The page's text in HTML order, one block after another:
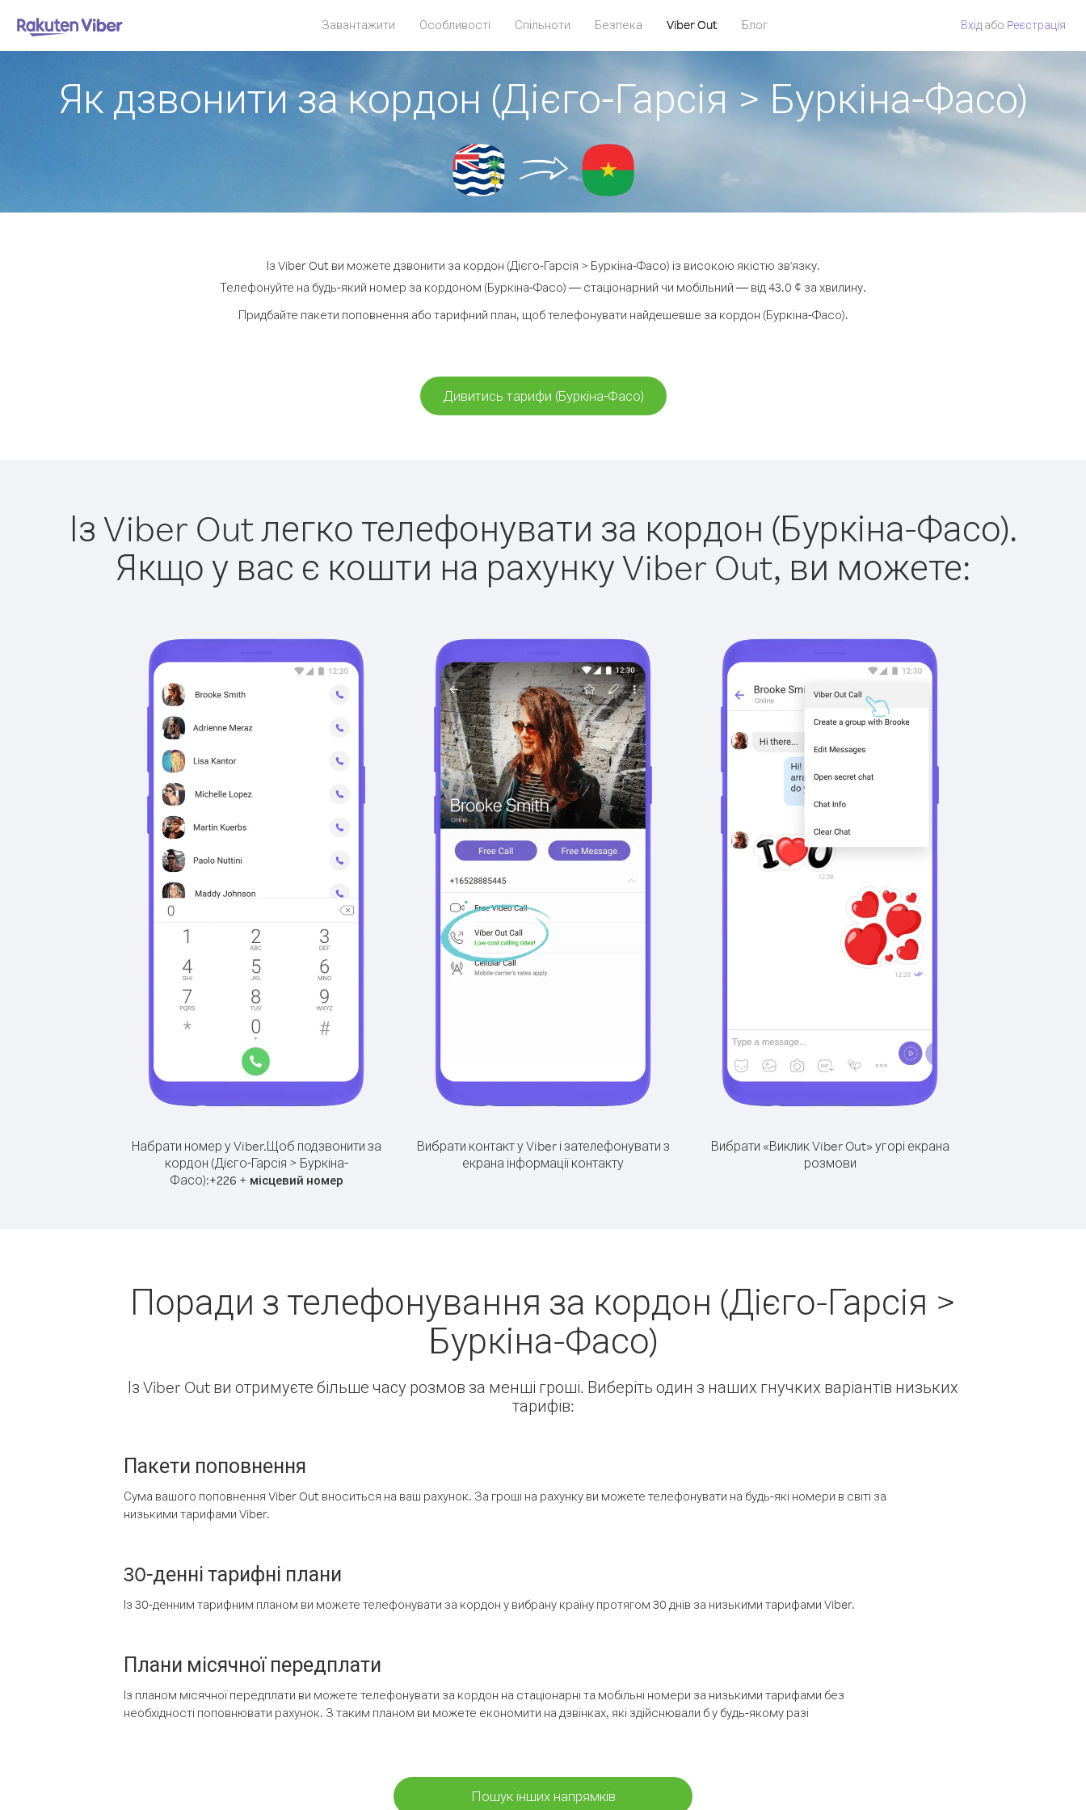
Завантажити Особливості Спільноти Безпека Viber Out Блог Вхід або Pеєстрація
Як дзвонити за кордон (Дієго-Гарсія > Буркіна-Фасо)
Із Viber Out ви можете дзвонити за кордон (Дієго-Гарсія > Буркіна-Фасо) із високою якістю зв'язку.
Телефонуйте на будь-який номер за кордоном (Буркіна-Фасо) — стаціонарний чи мобільний — від 43.0 ¢ за хвилину.
Придбайте пакети поповнення або тарифний план, щоб телефонувати найдешевше за кордон (Буркіна-Фасо).
Дивитись тарифи (Буркіна-Фасо)
Із Viber Out легко телефонувати за кордон (Буркіна-Фасо).
Якщо у вас є кошти на рахунку Viber Out, ви можете:
Набрати номер у Viber.Щоб подзвонити за
кордон (Дієго-Гарсія > Буркіна-
Фасо):+226 + місцевий номер
Вибрати контакт у Viber і зателефонувати з
екрана інформації контакту
Вибрати «Виклик Viber Out» угорі екрана
розмови
Поради з телефонування за кордон (Дієго-Гарсія >
Буркіна-Фасо)
Із Viber Out ви отримуєте більше часу розмов за менші гроші. Виберіть один з наших гнучких варіантів низьких
тарифів:
Пакети поповнення
Сума вашого поповнення Viber Out вноситься на ваш рахунок. За гроші на рахунку ви можете телефонувати на будь-які номери в світі за
низькими тарифами Viber.
30-денні тарифні плани
Із 30-денним тарифним планом ви можете телефонувати за кордон у вибрану країну протягом 30 днів за низькими тарифами Viber.
Плани місячної передплати
Із планом місячної передплати ви можете телефонувати за кордон на стаціонарні та мобільні номери за низькими тарифами без
необхідності поповнювати рахунок. З таким планом ви можете економити на дзвінках, які здійснювали б у будь-якому разі
Пошук інших напрямків